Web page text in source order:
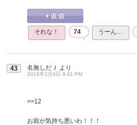
それな！ 74 うーん…
43 名無しだＪ より
2016年2月4日 8:41 PM
>>12
お前が気持ち悪いわ！！！